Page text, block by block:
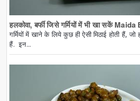
हलकोवा, बर्फी जिसे गर्मियों में भी खा सकें
गर्मियों में खाने के लिये कुछ ही ऐसी मिठाई होती हैं,
हैं. इन...